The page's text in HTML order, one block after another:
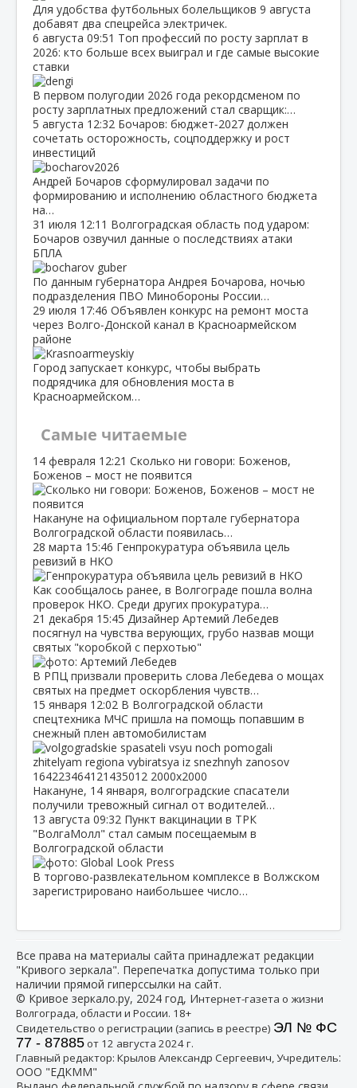
Для удобства футбольных болельщиков 9 августа
добавят два спецрейса электричек.
6 августа 09:51 Топ профессий по росту зарплат в
2026: кто больше всех выиграл и где самые высокие
ставки
В первом полугодии 2026 года рекордсменом по
росту зарплатных предложений стал сварщик:…
5 августа 12:32 Бочаров: бюджет‑2027 должен
сочетать осторожность, соцподдержку и рост
инвестиций
Андрей Бочаров сформулировал задачи по
формированию и исполнению областного бюджета
на…
31 июля 12:11 Волгоградская область под ударом:
Бочаров озвучил данные о последствиях атаки
БПЛА
По данным губернатора Андрея Бочарова, ночью
подразделения ПВО Минобороны России…
29 июля 17:46 Объявлен конкурс на ремонт моста
через Волго‑Донской канал в Красноармейском
районе
Город запускает конкурс, чтобы выбрать
подрядчика для обновления моста в
Красноармейском…
Самые читаемые
14 февраля 12:21 Сколько ни говори: Боженов,
Боженов – мост не появится
Накануне на официальном портале губернатора
Волгоградской области появилась…
28 марта 15:46 Генпрокуратура объявила цель
ревизий в НКО
Как сообщалось ранее, в Волгограде пошла волна
проверок НКО. Среди других прокуратура…
21 декабря 15:45 Дизайнер Артемий Лебедев
посягнул на чувства верующих, грубо назвав мощи
святых "коробкой с перхотью"
В РПЦ призвали проверить слова Лебедева о мощах
святых на предмет оскорбления чувств…
15 января 12:02 В Волгоградской области
спецтехника МЧС пришла на помощь попавшим в
снежный плен автомобилистам
Накануне, 14 января, волгоградские спасатели
получили тревожный сигнал от водителей…
13 августа 09:32 Пункт вакцинации в ТРК
"ВолгаМолл" стал самым посещаемым в
Волгоградской области
В торгово-развлекательном комплексе в Волжском
зарегистрировано наибольшее число…
Все права на материалы сайта принадлежат редакции
"Кривого зеркала". Перепечатка допустима только при
наличии прямой гиперссылки на сайт.
© Кривое зеркало.ру, 2024 год, Интернет-газета о жизни
Волгограда, области и России. 18+
Свидетельство о регистрации (запись в реестре) ЭЛ № ФС
77 - 87885от 12 августа 2024 г.
Главный редактор: Крылов Александр Сергеевич, Учредитель:
ООО "ЕДКММ"